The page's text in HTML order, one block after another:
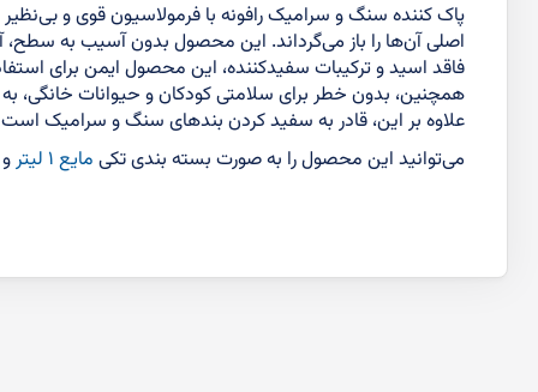
پاک کننده سنگ و سرامیک رافونه با فرمولاسیون قوی و
اصلی آن‌ها را باز می‌گرداند. این محصول بدون آسیب به
فاقد اسید و ترکیبات سفیدکننده، این محصول ایمن برای
همچنین، بدون خطر برای سلامتی کودکان و حیوانات خانگی،
علاوه بر این، قادر به سفید کردن بندهای سنگ و سرامیک
می‌توانید این محصول را به صورت بسته بندی تکی مایع ۱ لیتر و